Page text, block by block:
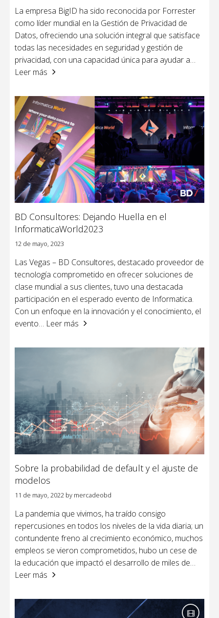
La empresa BigID ha sido reconocida por Forrester
como líder mundial en la Gestión de Privacidad de
Datos, ofreciendo una solución integral que satisface
todas las necesidades en seguridad y gestión de
privacidad, con una capacidad única para ayudar a…
Leer más
BD Consultores: Dejando Huella en el
InformaticaWorld2023
12 de mayo, 2023
Las Vegas – BD Consultores, destacado proveedor de
tecnología comprometido en ofrecer soluciones de
clase mundial a sus clientes, tuvo una destacada
participación en el esperado evento de Informatica.
Con un enfoque en la innovación y el conocimiento, el
evento… Leer más
Sobre la probabilidad de default y el ajuste de
modelos
11 de mayo, 2022 by mercadeobd
La pandemia que vivimos, ha traído consigo
repercusiones en todos los niveles de la vida diaria; un
contundente freno al crecimiento económico, muchos
empleos se vieron comprometidos, hubo un cese de
la educación que impactó el desarrollo de miles de…
Leer más